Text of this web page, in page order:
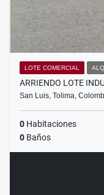
LOTE COMERCIAL
ARRIENDO LOTE
San Luis, Tolima,
0 Habitaciones
0 Baños